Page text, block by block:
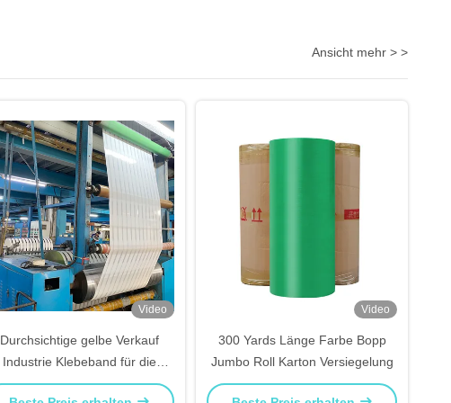
Ansicht mehr > >
Video
Durchsichtige gelbe Verkauf
Industrie Klebeband für die
Versandverpackung Jumbo
Video
300 Yards Länge Farbe Bopp
Jumbo Roll Karton Versiegelung